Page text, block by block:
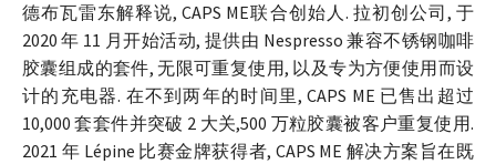
德布瓦雷东解释说, CAPS ME联合创始人. 拉初创公司, 于
2020 年 11 月开始活动, 提供由 Nespresso 兼容不锈钢咖啡
胶囊组成的套件, 无限可重复使用, 以及专为方便使用而设
计的充电器. 在不到两年的时间里, CAPS ME 已售出超过
10,000 套套件并突破 2 大关,500 万粒胶囊被客户重复使用.
2021 年 Lépine 比赛金牌获得者, CAPS ME 解决方案旨在既